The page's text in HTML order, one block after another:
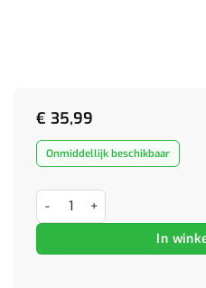
€ 35,99
Onmiddellijk beschikbaar
Badkamer wandkast TULUM
In